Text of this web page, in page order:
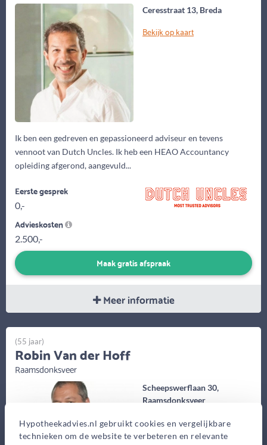
Hypotheekadvies.nl gebruikt cookies en vergelijkbare
technieken om de website te verbeteren en relevante
Ceresstraat 13, Breda
Bekijk op kaart
Ik ben een gedreven en gepassioneerd adviseur en tevens
vennoot van Dutch Uncles. Ik heb een HEAO Accountancy
opleiding afgerond, aangevuld...
Eerste gesprek
0,-
Advieskosten
2.500,-
Maak gratis afspraak
Meer informatie
Scheepswerflaan 30,
Raamsdonksveer
Bekijk op kaart
(55 jaar)
Robin Van der Hoff
Raamsdonksveer